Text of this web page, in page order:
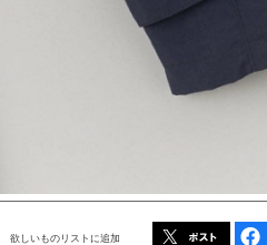
欲しいものリストに追加